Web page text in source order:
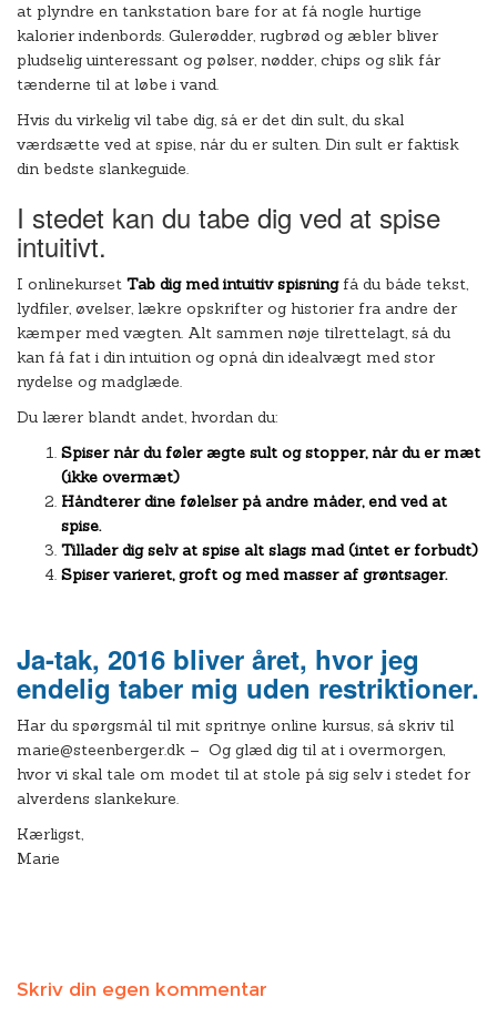
at plyndre en tankstation bare for at få nogle hurtige
kalorier indenbords. Gulerødder, rugbrød og æbler bliver
pludselig uinteressant og pølser, nødder, chips og slik får
tænderne til at løbe i vand.
Hvis du virkelig vil tabe dig, så er det din sult, du skal
værdsætte ved at spise, når du er sulten. Din sult er faktisk
din bedste slankeguide.
I stedet kan du tabe dig ved at spise
intuitivt.
I onlinekurset Tab dig med intuitiv spisningfå du både tekst,
lydfiler, øvelser, lækre opskrifter og historier fra andre der
kæmper med vægten. Alt sammen nøje tilrettelagt, så du
kan få fat i din intuition og opnå din idealvægt med stor
nydelse og madglæde.
Du lærer blandt andet, hvordan du:
Spiser når du føler ægte sult og stopper, når du er mæt
(ikke overmæt)
Håndterer dine følelser på andre måder, end ved at
spise.
Tillader dig selv at spise alt slags mad (intet er forbudt)
Spiser varieret, groft og med masser af grøntsager.
Ja-tak, 2016 bliver året, hvor jeg
endelig taber mig uden restriktioner.
Har du spørgsmål til mit spritnye online kursus, så skriv til
marie@steenberger.dk – Og glæd dig til at i overmorgen,
hvor vi skal tale om modet til at stole på sig selv i stedet for
alverdens slankekure.
Kærligst,
Marie
Skriv din egen kommentar